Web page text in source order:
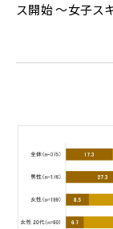
ス開始 ～女子ス